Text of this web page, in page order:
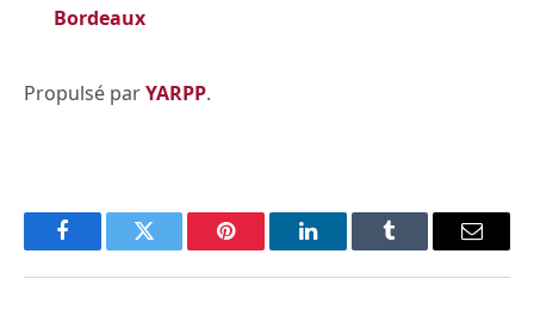
Bordeaux
Propulsé parYARPP.
FacebookTwitter Pinterest LinkedInTumblr Email